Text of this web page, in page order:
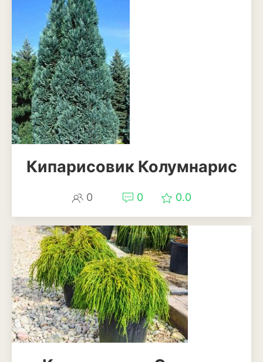
Комнатные растения
Аглаонема
Алоказия
Антуриум
Бегония
Кротон или кодиеум
Орхидея
Сингониум
Спатифиллум
Фикус
Кипарисовик Колумнарис
0 0 0.0